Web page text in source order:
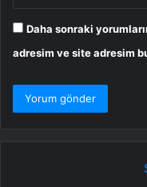
Daha sonraki
adresim ve site adresim